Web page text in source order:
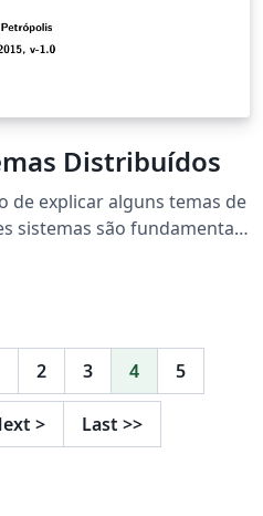
Distribuídos
de explicar alguns temas de
sistemas são fundamentais
e processamento de
2 3 4 5
> Last >>